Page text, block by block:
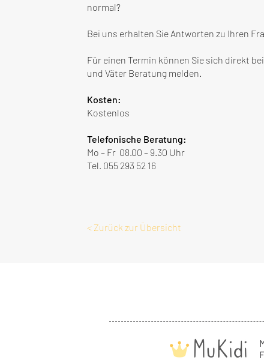
normal?
Bei uns erhalten Sie Antworten zu Ihren
Für einen Termin können Sie sich direkt
und Väter Beratung melden.
Kosten:
Kostenlos
Telefonische Beratung:
Mo – Fr 08.00 – 9.30 Uhr
Tel. 055 293 52 16
< Zurück zur Übersicht